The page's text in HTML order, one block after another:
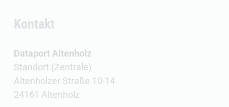
Kontakt
Dataport Altenholz
Standort (Zentrale)
Altenholzer Straße 10-14
24161 Altenholz